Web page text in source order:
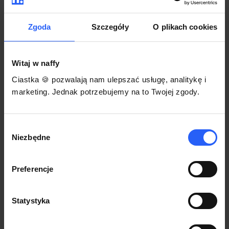
Zgoda Szczegóły O plikach cookies
Witaj w naffy
Ciastka 🍪 pozwalają nam ulepszać usługę, analitykę i
marketing. Jednak potrzebujemy na to Twojej zgody.
zgody
Niezbędne
Preferencje
Statystyka
Korzystaj na dowolnym urządzeniu z
przeglądarką Chrome
Włącz czasową promocję
3
Każdy produkt w naffy ma swój indywidualny link.
gdzie się nim podzielisz z odbiorcami.